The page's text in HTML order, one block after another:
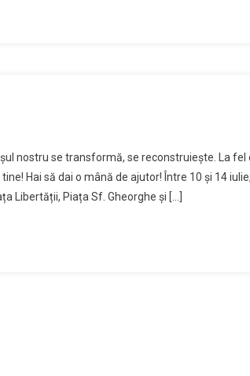
nostru se transformă, se reconstruiește. La
Hai să dai o mână de ajutor! Între 10 și 14
Libertății, Piața Sf. Gheorghe și […]